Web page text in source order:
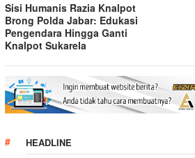
Sisi Humanis Razia Knalpot
Brong Polda Jabar: Edukasi
Pengendara Hingga Ganti
Knalpot Sukarela
HEADLINE